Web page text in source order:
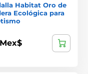
Habitat Oro de
Ecológica para